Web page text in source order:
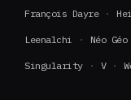
François Dayre
Leenalchi Néo
Singularity V